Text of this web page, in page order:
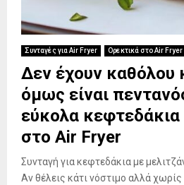
Συνταγές για Air Fryer Ορεκτικά στο Air Fryer
Δεν έχουν καθόλου
όμως είναι
εύκολα κεφτεδάκια
στο Air Fryer
Συνταγή για κεφτεδάκια με
Αν θέλεις κάτι νόστιμο αλλά